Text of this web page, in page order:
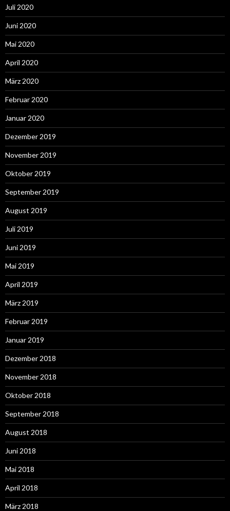
Juli 2020
Juni 2020
Mai 2020
April 2020
März 2020
Februar 2020
Januar 2020
Dezember 2019
November 2019
Oktober 2019
September 2019
August 2019
Juli 2019
Juni 2019
Mai 2019
April 2019
März 2019
Februar 2019
Januar 2019
Dezember 2018
November 2018
Oktober 2018
September 2018
August 2018
Juni 2018
Mai 2018
April 2018
März 2018